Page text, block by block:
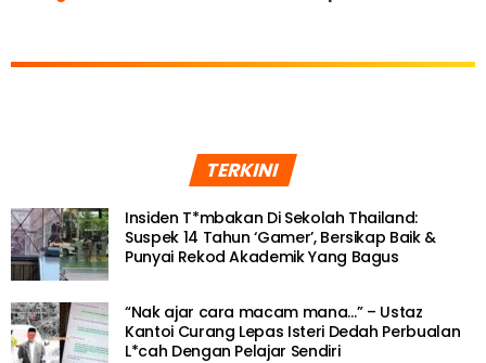
TERKINI
Insiden T*mbakan Di Sekolah Thailand:
Suspek 14 Tahun ‘Gamer’, Bersikap Baik &
Punyai Rekod Akademik Yang Bagus
“Nak ajar cara macam mana…” – Ustaz
Kantoi Curang Lepas Isteri Dedah Perbualan
L*cah Dengan Pelajar Sendiri